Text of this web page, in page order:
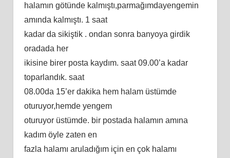
halamın götünde kalmıştı,parmağımdayengemin
amında kalmıştı. 1 saat
kadar da sikiştik . ondan sonra banyoya girdik
oradada her
ikisine birer posta kaydım. saat 09.00’a kadar
toparlandık. saat
08.00da 15’er dakika hem halam üstümde
oturuyor,hemde yengem
oturuyor üstümde. bir postada halamın amına
kadım öyle zaten en
fazla halamı aruladığım için en çok halamı